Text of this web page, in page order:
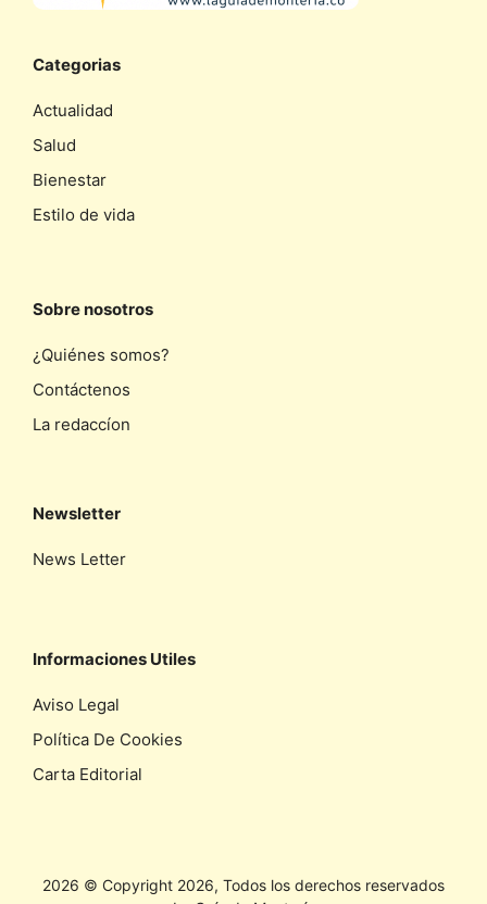
Categorias
Actualidad
Salud
Bienestar
Estilo de vida
Sobre nosotros
¿Quiénes somos?
Contáctenos
La redaccíon
Newsletter
News Letter
Informaciones Utiles
Aviso Legal
Política De Cookies
Carta Editorial
2026 © Copyright 2026, Todos los derechos reservados